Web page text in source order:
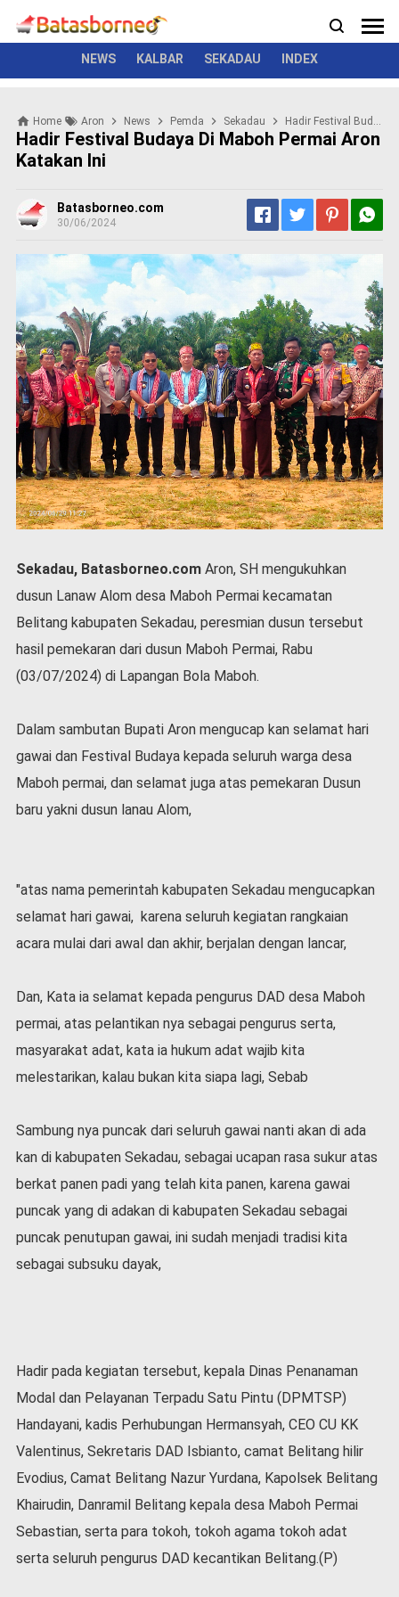
N
e
s
o
l
i
k
m
i
n
a
l
P
e
m
e
r
i
n
h
S
e
e
m
i
a
l
a
g
i
i
B
e
t
a
o
v
d
-
s
o
n
a
l
NEWS KALBAR SEKADAU INDEX
News Kriminal Seremonial
Home Aron News Pemda Sekadau Hadir Festival Budaya Di Maboh Permai Aron Katakan Ini
Hadir Festival Budaya Di Maboh Permai Aron
Katakan Ini
Batasborneo.com
30/06/2024
Sekadau, Batasborneo.comAron, SH mengukuhkan
dusun Lanaw Alom desa Maboh Permai kecamatan
Belitang kabupaten Sekadau, peresmian dusun tersebut
hasil pemekaran dari dusun Maboh Permai, Rabu
(03/07/2024) di Lapangan Bola Maboh.
Dalam sambutan Bupati Aron mengucap kan selamat hari
gawai dan Festival Budaya kepada seluruh warga desa
Maboh permai, dan selamat juga atas pemekaran Dusun
baru yakni dusun lanau Alom,
"atas nama pemerintah kabupaten Sekadau mengucapkan
selamat hari gawai, karena seluruh kegiatan rangkaian
acara mulai dari awal dan akhir, berjalan dengan lancar,
Dan, Kata ia selamat kepada pengurus DAD desa Maboh
permai, atas pelantikan nya sebagai pengurus serta,
masyarakat adat, kata ia hukum adat wajib kita
melestarikan, kalau bukan kita siapa lagi, Sebab
Sambung nya puncak dari seluruh gawai nanti akan di ada
kan di kabupaten Sekadau, sebagai ucapan rasa sukur atas
berkat panen padi yang telah kita panen, karena gawai
puncak yang di adakan di kabupaten Sekadau sebagai
puncak penutupan gawai, ini sudah menjadi tradisi kita
sebagai subsuku dayak,
Hadir pada kegiatan tersebut, kepala Dinas Penanaman
Modal dan Pelayanan Terpadu Satu Pintu (DPMTSP)
Handayani, kadis Perhubungan Hermansyah, CEO CU KK
Valentinus, Sekretaris DAD Isbianto, camat Belitang hilir
Evodius, Camat Belitang Nazur Yurdana, Kapolsek Belitang
Khairudin, Danramil Belitang kepala desa Maboh Permai
Sebastian, serta para tokoh, tokoh agama tokoh adat
serta seluruh pengurus DAD kecantikan Belitang.(P)